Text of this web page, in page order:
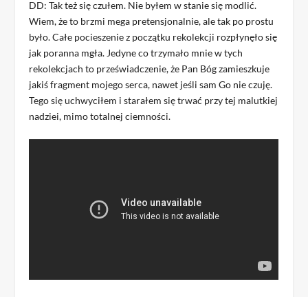
DD: Tak też się czułem. Nie byłem w stanie się modlić.
Wiem, że to brzmi mega pretensjonalnie, ale tak po prostu
było. Całe pocieszenie z początku rekolekcji rozpłynęło się
jak poranna mgła. Jedyne co trzymało mnie w tych
rekolekcjach to przeświadczenie, że Pan Bóg zamieszkuje
jakiś fragment mojego serca, nawet jeśli sam Go nie czuję.
Tego się uchwyciłem i starałem się trwać przy tej malutkiej
nadziei, mimo totalnej ciemności.